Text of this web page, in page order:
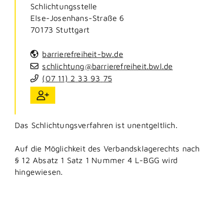
Schlichtungsstelle
Else-Josenhans-Straße 6
70173 Stuttgart
barrierefreiheit-bw.de
schlichtung@barrierefreiheit.bwl.de
(07 11) 2 33 93 75
Das Schlichtungsverfahren ist unentgeltlich.
Auf die Möglichkeit des Verbandsklagerechts nach
§ 12 Absatz 1 Satz 1 Nummer 4 L-BGG wird
hingewiesen.